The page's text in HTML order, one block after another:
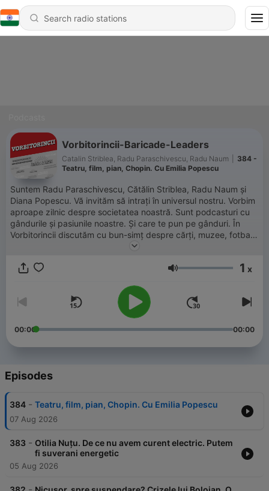
Vorbitorincii-Baricade-Leaders
Catalin Striblea, Radu Paraschivescu, Radu Naum
384 -
Teatru, film, pian, Chopin. Cu Emilia Popescu
Suntem Radu Paraschivescu, Cătălin Striblea, Radu Naum și
Diana Popescu. Vă invităm să intrați în universul nostru. Vorbim
aproape zilnic despre societatea noastră. Sunt podcasturi cu
gândurile și pasiunile noastre. Și care te pun pe gânduri. În
Vorbitorincii discutăm cu bun-simț despre cărți, muzee, fotbal
și cafele. Și spunem povești. Cu echilibru și cumpătare.
Radu Naum pe subiecte politice și sociale. Iar la Leaders avem
Volume 1 x
00:00 00:00
Episodes
384 - Teatru, film, pian, Chopin. Cu Emilia Popescu
07 Aug 2026
383 - Otilia Nuțu. De ce nu avem curent electric. Putem
fi suverani energetic
05 Aug 2026